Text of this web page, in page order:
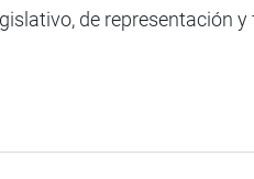
de representación y